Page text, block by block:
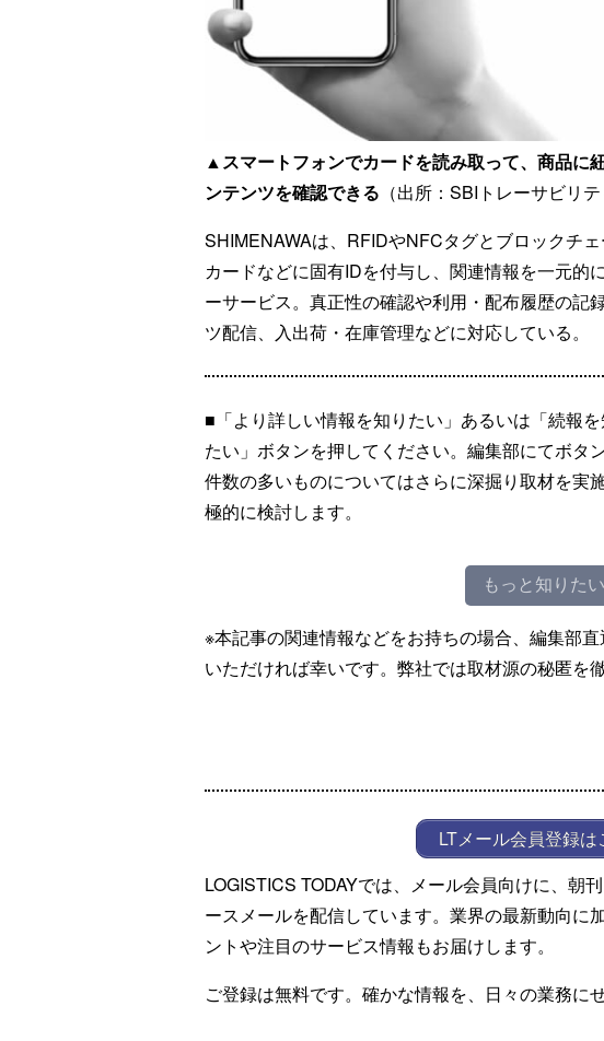
▲スマートフォンでカードを読み取って、商品に
ンテンツを確認できる （出所：SBIトレーサビリテ
SHIMENAWAは、RFIDやNFCタグとブロックチ
カードなどに固有IDを付与し、関連情報を一元的
ーサービス。真正性の確認や利用・配布履歴の記
ツ配信、入出荷・在庫管理などに対応している。
■「より詳しい情報を知りたい」あるいは「続報
たい」ボタンを押してください。編集部にてボタ
件数の多いものについてはさらに深掘り取材を実
極的に検討します。
もっと知りたい
※本記事の関連情報などをお持ちの場合、編集部
いただければ幸いです。弊社では取材源の秘匿を
LTメール会員登録は
LOGISTICS TODAYでは、メール会員向けに、朝
ースメールを配信しています。業界の最新動向に
ントや注目のサービス情報もお届けします。
ご登録は無料です。確かな情報を、日々の業務に